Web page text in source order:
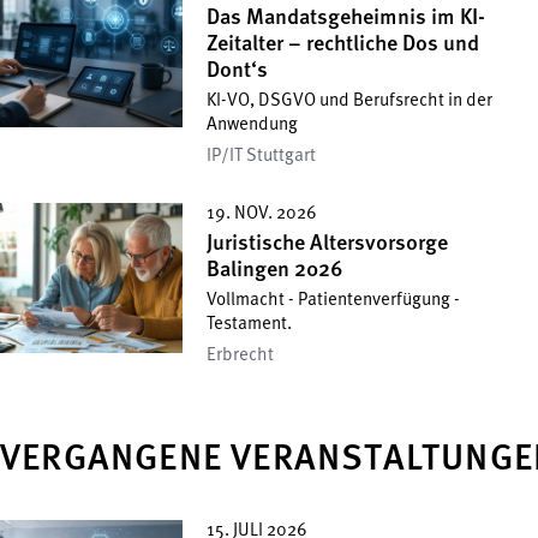
Das Mandatsgeheimnis im KI-
Zeitalter – rechtliche Dos und
Dont‘s
KI-VO, DSGVO und Berufsrecht in der
Anwendung
IP/IT Stuttgart
19. NOV. 2026
Juristische Altersvorsorge
Balingen 2026
Vollmacht - Patientenverfügung -
Testament.
Erbrecht
VERGANGENE
15. JULI 2026